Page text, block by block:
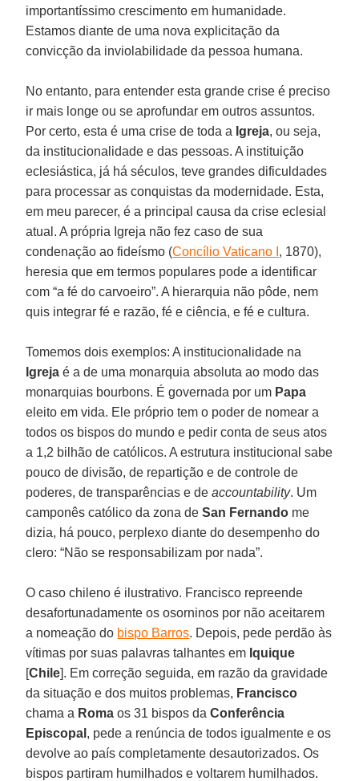
importantíssimo crescimento em humanidade.
Estamos diante de uma nova explicitação da
convicção da inviolabilidade da pessoa humana.
No entanto, para entender esta grande crise é preciso
ir mais longe ou se aprofundar em outros assuntos.
Por certo, esta é uma crise de toda a Igreja, ou seja,
da institucionalidade e das pessoas. A instituição
eclesiástica, já há séculos, teve grandes dificuldades
para processar as conquistas da modernidade. Esta,
em meu parecer, é a principal causa da crise eclesial
atual. A própria Igreja não fez caso de sua
condenação ao fideísmo (Concílio Vaticano I , 1870),
heresia que em termos populares pode a identificar
com “a fé do carvoeiro”. A hierarquia não pôde, nem
quis integrar fé e razão, fé e ciência, e fé e cultura.
Tomemos dois exemplos: A institucionalidade na
Igreja é a de uma monarquia absoluta ao modo das
monarquias bourbons. É governada por um Papa
eleito em vida. Ele próprio tem o poder de nomear a
todos os bispos do mundo e pedir conta de seus atos
a 1,2 bilhão de católicos. A estrutura institucional sabe
pouco de divisão, de repartição e de controle de
poderes, de transparências e deaccountability. Um
camponês católico da zona deSan Fernando me
dizia, há pouco, perplexo diante do desempenho do
clero: “Não se responsabilizam por nada”.
O caso chileno é ilustrativo. Francisco repreende
desafortunadamente os osorninos por não aceitarem
a nomeação do bispo Barros. Depois, pede perdão às
vítimas por suas palavras talhantes em Iquique
[Chile]. Em correção seguida, em razão da gravidade
da situação e dos muitos problemas, Francisco
chama a Roma os 31 bispos daConferência
Episcopal , pede a renúncia de todos igualmente e os
devolve ao país completamente desautorizados. Os
bispos partiram humilhados e voltarem humilhados.